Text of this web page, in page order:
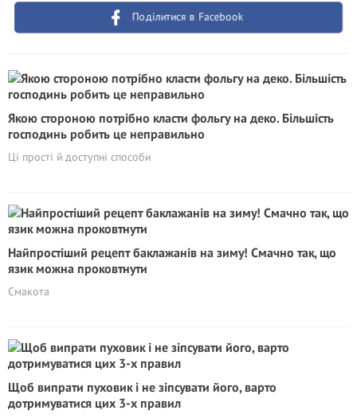
Поділитися в Facebook
Якою стороною потрібно класти фольгу на деко. Більшість
господинь робить це неправильно
Ці прості й доступні способи
Найпростіший рецепт баклажанів на зиму! Смачно так, що
язик можна проковтнути
Смакота
Щоб випрати пуховик і не зіпсувати його, варто
дотримуватися цих 3-х правил